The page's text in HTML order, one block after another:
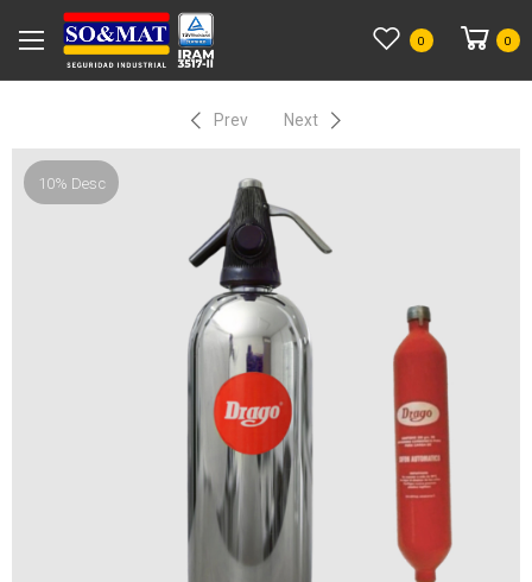
0 0
Prev Next
10% Desc